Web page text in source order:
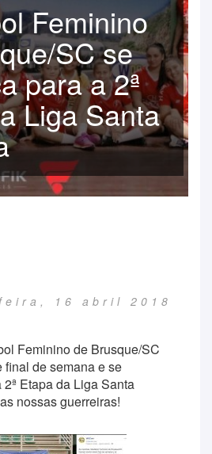
Feminino
SC se
para a 2ª
Liga Santa
16 abril 2018
Feminino de Brusque/SC
final de semana e se
Etapa da Liga Santa
nossas guerreiras!